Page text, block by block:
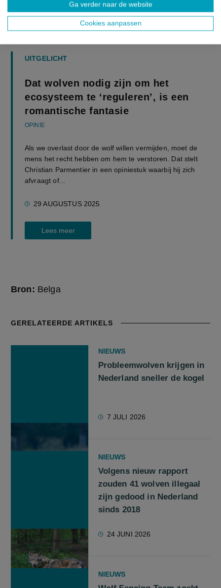
Ga verder naar de website
Cookies aanpassen
UITGELICHT
Dat wolven nodig zijn om het
ecosysteem te ‘reguleren’, is een
romantische fantasie
OPINIE
Als we overlast door de wolf willen vermijden, moet de
mens het recht hebben om hem te verstoren. Dat stelt
Christian Parmentier in een opiniestuk waarbij hij zich
afvraagt of...
29 AUGUSTUS 2025
Lees meer
Bron: Belga
GERELATEERDE ARTIKELS
NIEUWS
Probleemwolven krijgen in
Nederland sneller de kogel
7 JULI 2026
NIEUWS
Volgens nieuw rapport
zouden 41 wolven illegaal
zijn gedood in Nederland
sinds 2018
24 JUNI 2026
NIEUWS